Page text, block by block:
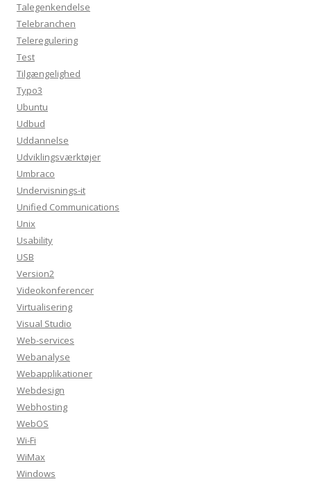
Talegenkendelse
Telebranchen
Teleregulering
Test
Tilgængelighed
Typo3
Ubuntu
Udbud
Uddannelse
Udviklingsværktøjer
Umbraco
Undervisnings-it
Unified Communications
Unix
Usability
USB
Version2
Videokonferencer
Virtualisering
Visual Studio
Web-services
Webanalyse
Webapplikationer
Webdesign
Webhosting
WebOS
Wi-Fi
WiMax
Windows